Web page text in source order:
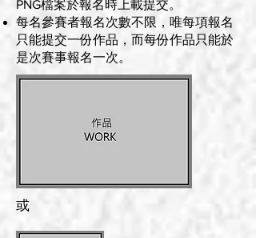
PNG檔案於報名時上載提交。
每名參賽者報名次數不限，唯每項報名
只能提交一份作品，而每份作品只能於
是次賽事報名一次。
或